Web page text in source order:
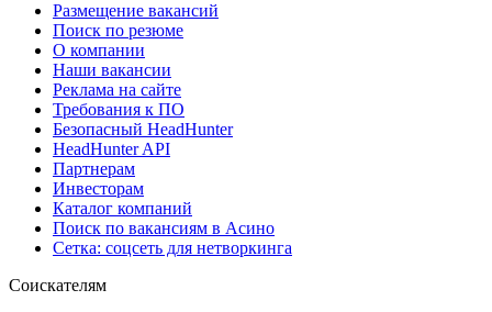
Размещение вакансий
Поиск по резюме
О компании
Наши вакансии
Реклама на сайте
Требования к ПО
Безопасный HeadHunter
HeadHunter API
Партнерам
Инвесторам
Каталог компаний
Поиск по вакансиям в Асино
Сетка: соцсеть для нетворкинга
Соискателям